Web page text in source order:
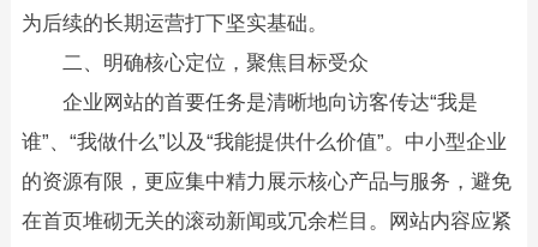
为后续的长期运营打下坚实基础。
二、明确核心定位，聚焦目标受众
企业网站的首要任务是清晰地向访客传达“我是
谁”、“我做什么”以及“我能提供什么价值”。中小型企业
的资源有限，更应集中精力展示核心产品与服务，避免
在首页堆砌无关的滚动新闻或冗余栏目。网站内容应紧